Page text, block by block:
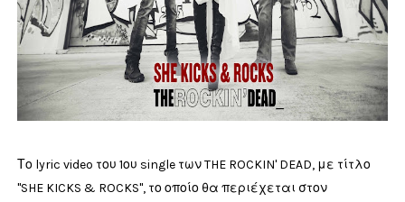
Το lyric video του 1ου single των THE ROCKIN' DEAD, με τίτλο
"SHE KICKS & ROCKS", το οποίο θα περιέχεται στον